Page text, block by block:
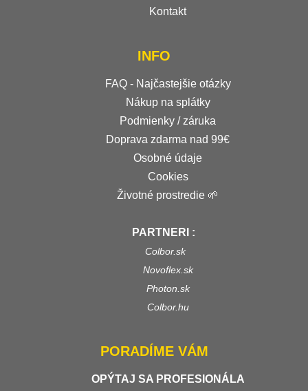
Kontakt
INFO
FAQ - Najčastejšie otázky
Nákup na splátky
Podmienky / záruka
Doprava zdarma nad 99€
Osobné údaje
Cookies
Životné prostredie 🌱
PARTNERI :
Colbor.sk
Novoflex.sk
Photon.sk
Colbor.hu
PORADÍME VÁM
OPÝTAJ SA PROFESIONÁLA